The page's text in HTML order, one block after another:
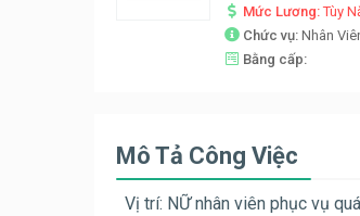
Mức Lương:Tùy
Chức vụ: Nhân
Bằng cấp:
Mô Tả Công Việc
Vị trí: NỮ nhân viên phục vụ